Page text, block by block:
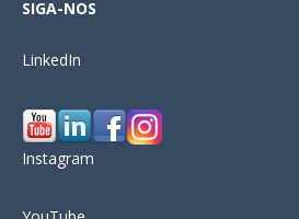
SIGA-NOS
LinkedIn
Instagram